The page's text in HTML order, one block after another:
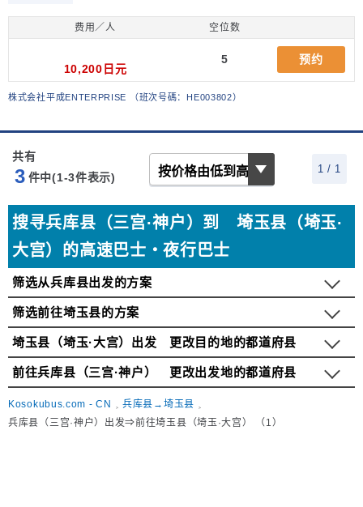
株式会社平成ENTERPRISE （班次号碼：HE003802）
费用／人 空位数
10,200日元
5 预约
共有
3 件中(1-3件表示)
1 / 1
搜寻兵库县（三宫·神户）到 埼玉县（埼玉·
大宫）的高速巴士・夜行巴士
筛选从兵库县出发的方案
筛选前往埼玉县的方案
埼玉县（埼玉·大宫）出发 更改目的地的都道府县
前往兵库县（三宫·神户） 更改出发地的都道府县
Kosokubus.com - CN
兵库县→埼玉县
兵库县（三宫·神户）出发⇒前往埼玉县（埼玉·大宫） （1）